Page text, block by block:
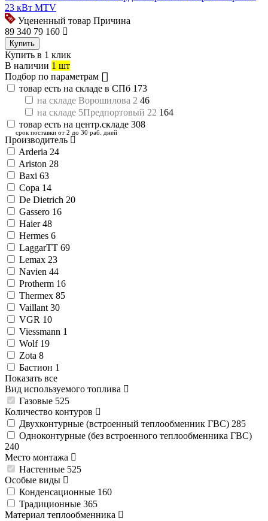
23 кВт MTV
Уцененный товар Причина
89 340 79 160
Купить
Купить в 1 клик
В наличии 1 шт
Подбор по параметрам
товар есть на складе в СПб 173
на складе Ворошилова 2 46
на складе 5Предпортовый 22 164
товар есть на центр.складе 308
срок поставки от 2 до 30 раб. дней
Производитель
Arderia 24
Ariston 28
Baxi 63
Copa 14
De Dietrich 20
Gassero 16
Haier48
Hermes 6
LaggarTT 69
Lemax 23
Navien 44
Protherm 16
Thermex 85
Vaillant 30
VGR 10
Viessmann 1
Wolf 19
Zota 8
Бастион 1
Показать все
Вид используемого топлива
Газовые 525
Количество контуров
Двухконтурные (встроенный теплообменник ГВС) 285
Одноконтурные (без встроенного теплообменника ГВС)
240
Место монтажа
Настенные 525
Особые виды
Конденсационные 160
Традиционные 365
Материал теплообменника